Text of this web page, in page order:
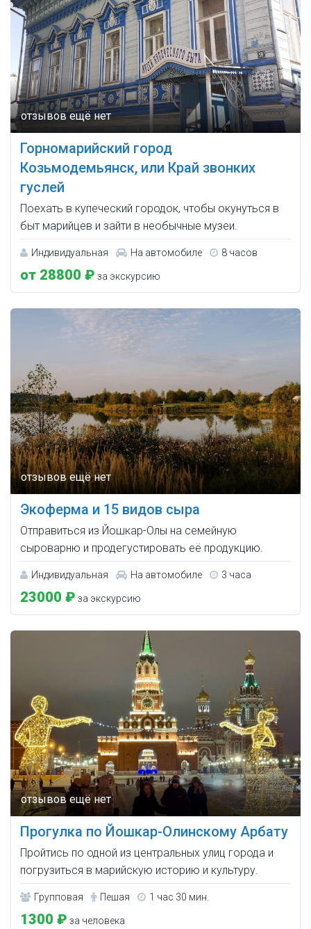
Горномарийский город
Козьмодемьянск, или Край звонких
гуслей
Поехать в купеческий городок, чтобы окунуться в
быт марийцев и зайти в необычные музеи.
Индивидуальная На автомобиле 8 часов
от 28800 ₽ за экскурсию
Экоферма и 15 видов сыра
Отправиться из Йошкар-Олы на семейную
сыроварню и продегустировать её продукцию.
Индивидуальная На автомобиле 3 часа
23000 ₽ за экскурсию
Прогулка по Йошкар-Олинскому Арбату
Пройтись по одной из центральных улиц города и
погрузиться в марийскую историю и культуру.
Групповая Пешая 1 час 30 мин.
1300 ₽ за человека